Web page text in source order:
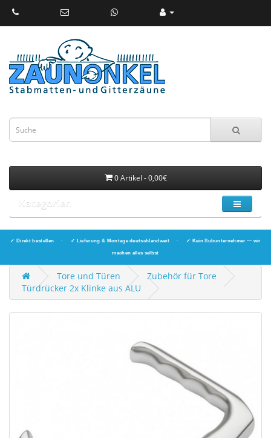
0 Artikel - 0,00€
Kategorien
✓ Direkt bestellen · ✓ Lieferung & Montage deutschlandweit · ✓ Kein Subunternehmer — wir
machen alles selbst
Tore und Türen
Zubehör für Tore
Türdrücker 2x Klinke aus ALU